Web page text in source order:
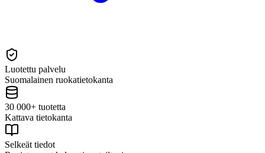
Luotettu palvelu
Suomalainen ruokatietokanta
30 000+ tuotetta
Kattava tietokanta
Selkeät tiedot